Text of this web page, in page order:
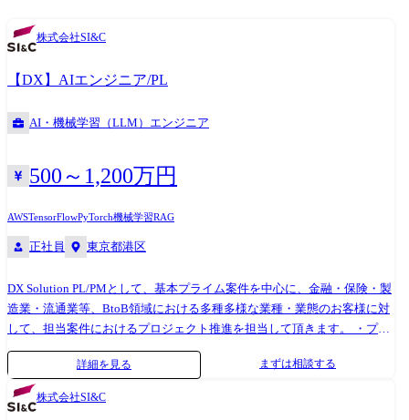
株式会社SI&C
【DX】AIエンジニア/PL
AI・機械学習（LLM）エンジニア
500～1,200万円
AWSTensorFlowPyTorch機械学習RAG
正社員 東京都港区
DX Solution PL/PMとして、基本プライム案件を中心に、金融・保険・製
造業・流通業等、BtoB領域における多種多様な業種・業態のお客様に対
して、担当案件におけるプロジェクト推進を担当して頂きます。 ・プロ
ジェクト管理(3～30名)全般 ※PL管理スパン目安:10未満/PM管理スパン
目安:8名以上 ・プロジェクト計画書作成 ・プロジェクト採算管理、要員
管理、外部調達管理、進捗管理、品質管理、リスク管理 ・要件定義から
設計、製造、テストの開発一連作業 ・プロジェクトメンバー育成 ●注力
詳細を見る まずは相談する
株式会社SI&C